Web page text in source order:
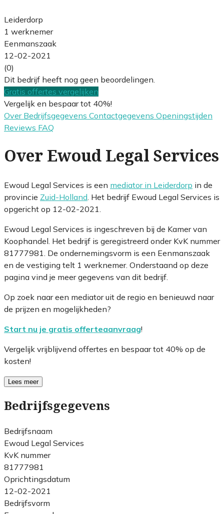
Leiderdorp
1 werknemer
Eenmanszaak
12-02-2021
(0)
Dit bedrijf heeft nog geen beoordelingen.
Gratis offertes vergelijken
Vergelijk en bespaar tot 40%!
Over Bedrijfsgegevens Contactgegevens Openingstijden
Reviews FAQ
Over Ewoud Legal Services
Ewoud Legal Services is een mediator in Leiderdorp in de
provincie Zuid-Holland . Het bedrijf Ewoud Legal Services is
opgericht op 12-02-2021.
Ewoud Legal Services is ingeschreven bij de Kamer van
Koophandel. Het bedrijf is geregistreerd onder KvK nummer
81777981. De ondernemingsvorm is een Eenmanszaak
en de vestiging telt 1 werknemer. Onderstaand op deze
pagina vind je meer gegevens van dit bedrijf.
Op zoek naar een mediator uit de regio en benieuwd naar
de prijzen en mogelijkheden?
Start nu je gratis offerteaanvraag!
Vergelijk vrijblijvend offertes en bespaar tot 40% op de
kosten!
Lees meer
Bedrijfsgegevens
Bedrijfsnaam
Ewoud Legal Services
KvK nummer
81777981
Oprichtingsdatum
12-02-2021
Bedrijfsvorm